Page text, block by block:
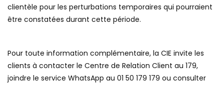
clientèle pour les perturbations temporaires qui pourraient
être constatées durant cette période.
Pour toute information complémentaire, la CIE invite les
clients à contacter le Centre de Relation Client au 179,
joindre le service WhatsApp au 01 50 179 179 ou consulter